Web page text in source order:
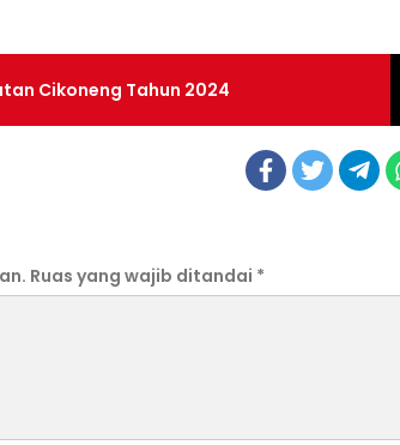
Cikoneng Tahun 2024
Ruas yang wajib ditandai *